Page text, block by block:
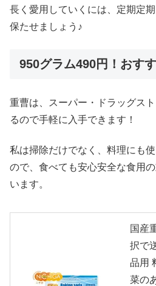
長く愛用していくには、定期定
保たせましょう♪
950グラム490円！おす
重曹は、スーパー・ドラッグス
るので手軽に入手できます！
私は掃除だけでなく、料理にも
ので、食べても安心安全な食用
います。
国産
択で
品用
菜の